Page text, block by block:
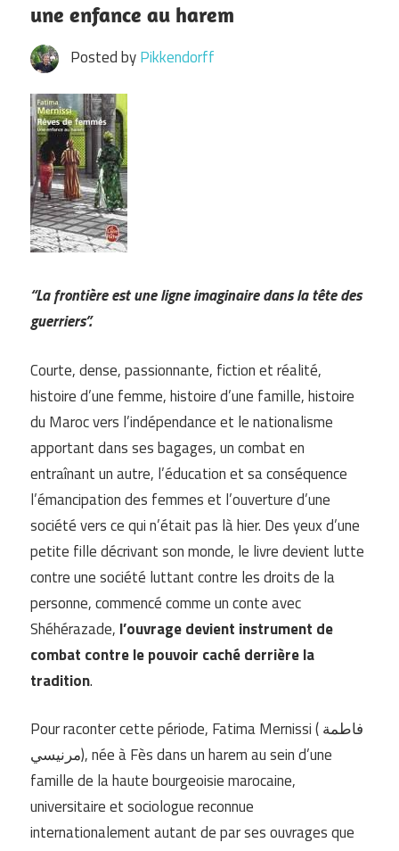
une enfance au harem
Posted byPikkendorff
“La frontière est une ligne imaginaire dans la tête des
guerriers”.
Courte, dense, passionnante, fiction et réalité,
histoire d’une femme, histoire d’une famille, histoire
du Maroc vers l’indépendance et le nationalisme
apportant dans ses bagages, un combat en
entraînant un autre, l’éducation et sa conséquence
l’émancipation des femmes et l’ouverture d’une
société vers ce qui n’était pas là hier. Des yeux d’une
petite fille décrivant son monde, le livre devient lutte
contre une société luttant contre les droits de la
personne, commencé comme un conte avec
Shéhérazade, l’ouvrage devient instrument de
combat contre le pouvoir caché derrière la
tradition.
Pour raconter cette période, Fatima Mernissi ( فاطمة
مرنيسي), née à Fès dans un harem au sein d’une
famille de la haute bourgeoisie marocaine,
universitaire et sociologue reconnue
internationalement autant de par ses ouvrages que